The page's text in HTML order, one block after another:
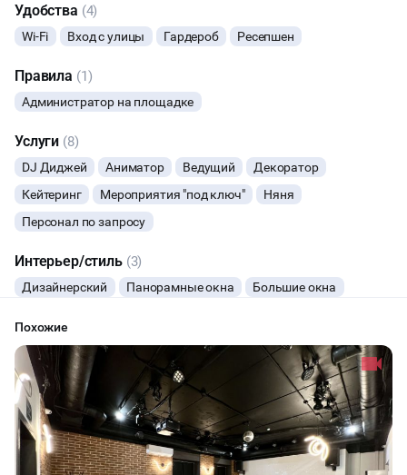
Удобства (4)
Wi-Fi Вход с улицы Гардероб Ресепшен
Правила (1)
Администратор на площадке
Услуги (8)
DJ Диджей Аниматор Ведущий
Декоратор
Кейтеринг
Мероприятия "под ключ"
Няня
Персонал по запросу
Интерьер/стиль (3)
Дизайнерский Панорамные окна Большие окна
БАНКЕТЫ
ЮБИЛЕЙ
ЙОГА И РАСТЯЖКА
ФИТНЕС
МАЛЬЧИШНИК
ДИСКОТЕКА
ТАНЦЫ
КИНОПРОСМОТР
НАСТОЛЬНЫЕ ИГРЫ
оставите заявку
🔥 6 человек интересовались этой площадкой сегодня
Похожие